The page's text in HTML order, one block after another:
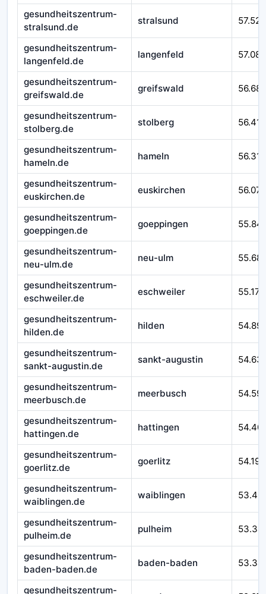
gesundheitszentrum-
stralsund.de
stralsund 57.525
gesundheitszentrum-
langenfeld.de
langenfeld 57.083
gesundheitszentrum-
greifswald.de
greifswald 56.685
gesundheitszentrum-
stolberg.de
stolberg 56.414
gesundheitszentrum-
hameln.de
hameln 56.310
gesundheitszentrum-
euskirchen.de
euskirchen 56.077
gesundheitszentrum-
goeppingen.de
goeppingen
gesundheitszentrum-
neu-ulm.de
neu-ulm
gesundheitszentrum-
eschweiler.de
eschweiler 55.171
gesundheitszentrum-
hilden.de
hilden
gesundheitszentrum-
sankt-augustin.de
sankt-augustin 54.631
gesundheitszentrum-
meerbusch.de
meerbusch
gesundheitszentrum-
hattingen.de
hattingen
gesundheitszentrum-
goerlitz.de
goerlitz 54.193
gesundheitszentrum-
waiblingen.de
waiblingen
gesundheitszentrum-
pulheim.de
pulheim
gesundheitszentrum-
baden-baden.de
baden-baden
gesundheitszentrum-